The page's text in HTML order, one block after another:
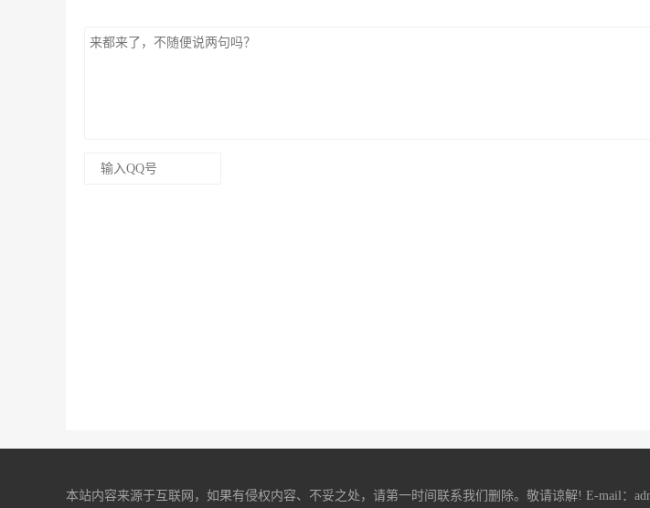
本站内容来源于互联网，如果有侵权内容、不妥之处，请第一时间联系我们删除。敬请谅解! E-mail：